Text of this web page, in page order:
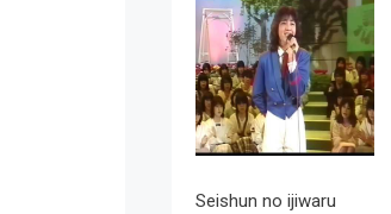
Seishun no ijiwaru